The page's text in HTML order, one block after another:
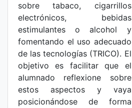
sobre tabaco, cigarrillos
electrónicos, bebidas
estimulantes o alcohol y
fomentando el uso adecuado
de las tecnologías (TRICO). El
objetivo es facilitar que el
alumnado reflexione sobre
estos aspectos y vaya
posicionándose de forma